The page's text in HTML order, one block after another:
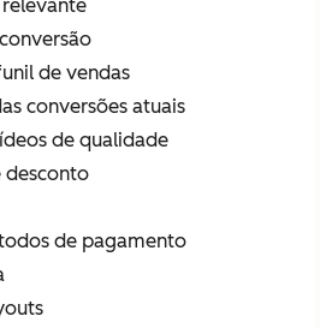
de vendas
conversões atuais
de qualidade
desconto
de pagamento